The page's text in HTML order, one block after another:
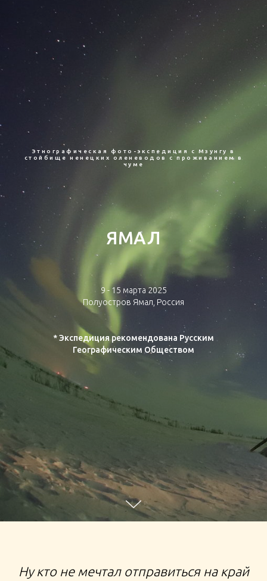
Этнографическая фото-экспедиция с Мзунгу в
стойбище ненецких оленеводов с проживанием в
чуме
ЯМАЛ
9 - 15 марта 2025
Полуостров Ямал, Россия
тур на ямал
* Экспедиция рекомендована Русским
Географическим Обществом
ЭКСПЕДИЦИЯ НА ЯМАЛ ЗИМНЕЕ ПУТЕШЕСТВИЕ НА
Ну кто не мечтал отправиться на край